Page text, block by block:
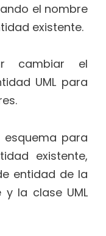
el nombre
existente.
cambiar el
UML para
para
existente,
entidad de la
la clase UML